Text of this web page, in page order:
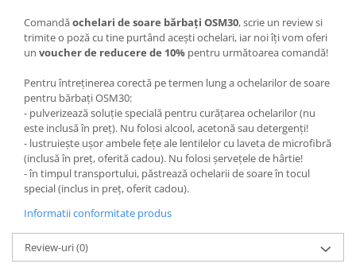
Comandăochelari de soare bărbați OSM30, scrie un review si
trimite o poză cu tine purtând acești ochelari, iar noi îți vom oferi
un voucher de reducere de 10% pentru următoarea comandă!
Pentru întreținerea corectă pe termen lung a ochelarilor de soare
pentru bărbați OSM30:
- pulverizează soluție specială pentru curățarea ochelarilor (nu
este inclusă în preț). Nu folosi alcool, acetonă sau detergenți!
- lustruiește ușor ambele fețe ale lentilelor cu laveta de microfibră
(inclusă în preț, oferită cadou). Nu folosi șervețele de hârtie!
- în timpul transportului, păstrează ochelarii de soare în tocul
special (inclus in preț, oferit cadou).
Informatii conformitate produs
Review-uri(0)